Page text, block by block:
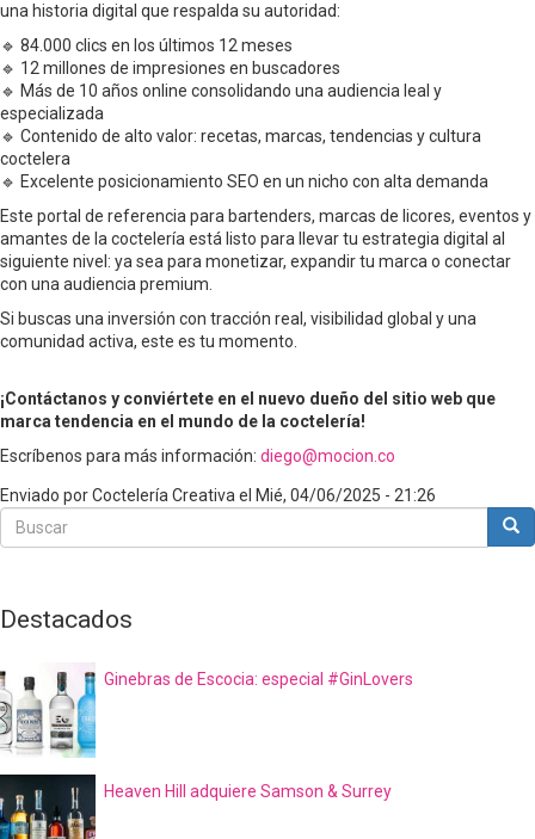
una historia digital que respalda su autoridad:
🔹 84.000 clics en los últimos 12 meses
🔹 12 millones de impresiones en buscadores
🔹 Más de 10 años online consolidando una audiencia leal y
especializada
🔹 Contenido de alto valor: recetas, marcas, tendencias y cultura
coctelera
🔹 Excelente posicionamiento SEO en un nicho con alta demanda
Este portal de referencia para bartenders, marcas de licores, eventos y
amantes de la coctelería está listo para llevar tu estrategia digital al
siguiente nivel: ya sea para monetizar, expandir tu marca o conectar
con una audiencia premium.
Si buscas una inversión con tracción real, visibilidad global y una
comunidad activa, este es tu momento.
¡Contáctanos y conviértete en el nuevo dueño del sitio web que
marca tendencia en el mundo de la coctelería!
Escríbenos para más información: diego@mocion.co
Enviado porCoctelería Creativael Mié, 04/06/2025 - 21:26
Buscar
Buscar
Destacados
Ginebras de Escocia: especial #GinLovers
Heaven Hill adquiere Samson & Surrey